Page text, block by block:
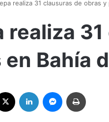
realiza 31 clausuras de obras
realiza
Bahía